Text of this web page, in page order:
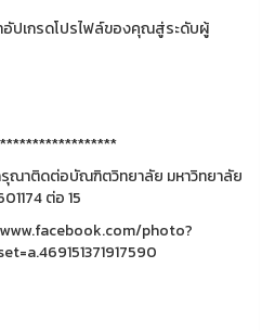
ปเกรดโปรไฟล์ของคุณสู่ระดับผู้
รุณาติดต่อบัณฑิตวิทยาลัย มหาวิทยาลัย
ต่อ 15
photo?